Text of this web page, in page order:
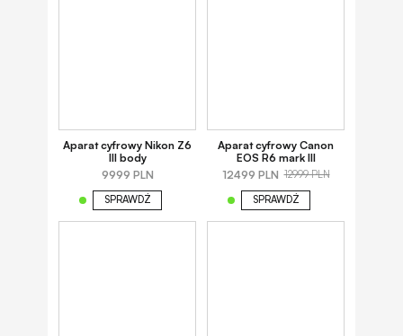
Aparat cyfrowy Nikon Z6
III body
9999 PLN
SPRAWDŹ
Aparat cyfrowy Canon
EOS R6 mark III
12499 PLN 12999 PLN
SPRAWDŹ